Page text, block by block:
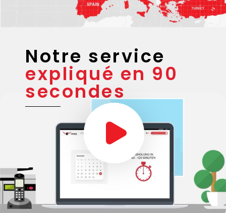
Notre service
expliqué en 90
secondes